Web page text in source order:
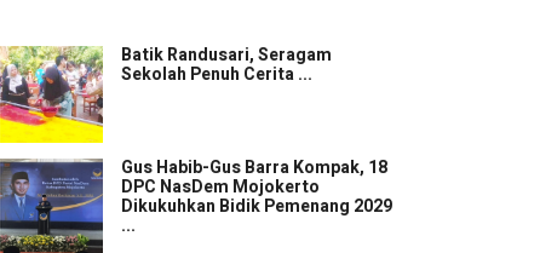
Batik Randusari, Seragam
Sekolah Penuh Cerita ...
Gus Habib-Gus Barra Kompak, 18
DPC NasDem Mojokerto
Dikukuhkan Bidik Pemenang 2029
...